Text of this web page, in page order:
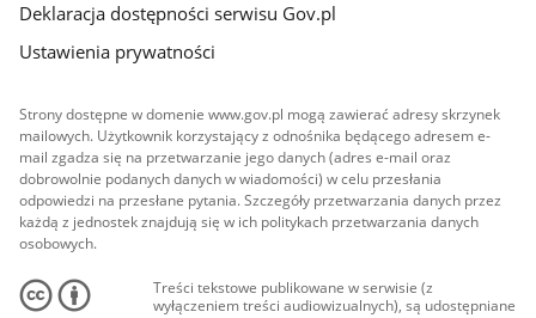
Deklaracja dostępności serwisu Gov.pl
Ustawienia prywatności
Strony dostępne w domenie www.gov.pl mogą zawierać adresy skrzynek
mailowych. Użytkownik korzystający z odnośnika będącego adresem e-
mail zgadza się na przetwarzanie jego danych (adres e-mail oraz
dobrowolnie podanych danych w wiadomości) w celu przesłania
odpowiedzi na przesłane pytania. Szczegóły przetwarzania danych przez
każdą z jednostek znajdują się w ich politykach przetwarzania danych
osobowych.
Treści tekstowe publikowane w serwisie (z
wyłączeniem treści audiowizualnych), są udostępniane